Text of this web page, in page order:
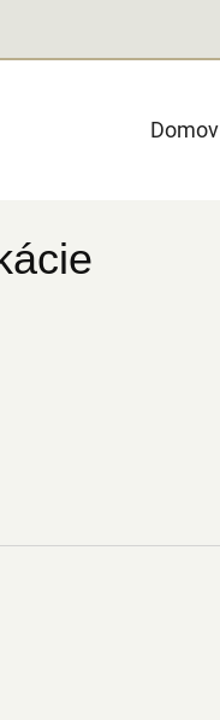
Main
Domov